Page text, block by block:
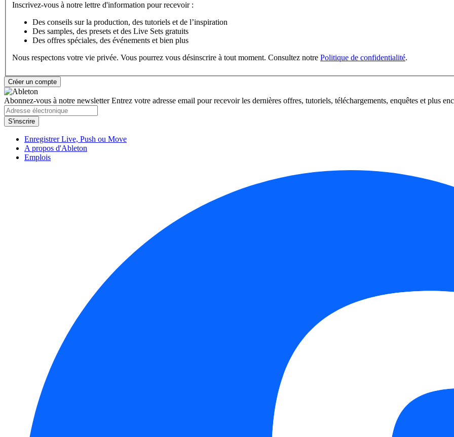
Inscrivez-vous à notre lettre d'information pour recevoir :
Des conseils sur la production, des tutoriels et de l’inspiration
Des samples, des presets et des Live Sets gratuits
Des offres spéciales, des événements et bien plus
Nous respectons votre vie privée. Vous pourrez vous désinscrire à tout moment. Consultez notre Politique de confidentialité.
Abonnez-vous à notre newsletterEntrez votre adresse email pour recevoir les dernières offres, tutoriels, téléchargements, enquêtes et plus
Enregistrer Live, Push ou Move
A propos d'Ableton
Emplois